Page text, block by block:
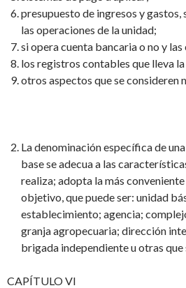
presupuesto de ingresos y gastos,
las operaciones de la unidad;
si opera cuenta bancaria o no y
los registros contables que lleva
otros aspectos que se consideren
La denominación específica de
base se adecua a las
realiza; adopta la más
objetivo, que puede ser: unidad
establecimiento; agencia;
granja agropecuaria; dirección
brigada independiente u otras que
CAPÍTULO VI